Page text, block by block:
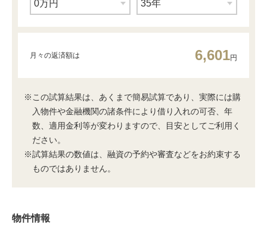
月々の返済額は 6,601円
※この試算結果は、あくまで簡易試算であり、実際には購
入物件や金融機関の諸条件により借り入れの可否、年
数、適用金利等が変わりますので、目安としてご利用く
ださい。
※試算結果の数値は、融資の予約や審査などをお約束する
ものではありません。
物件情報